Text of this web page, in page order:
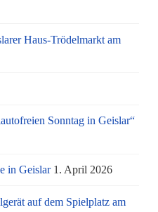
Haus-Trödelmarkt am
Sonntag in Geislar“
in Geislar 1. April 2026
auf dem Spielplatz am